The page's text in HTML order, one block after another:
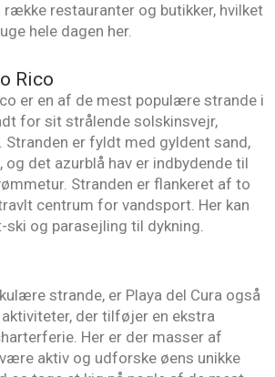
række restauranter og butikker, hvilket
hele dagen her.
Rico
er en af de mest populære strande i
for sit strålende solskinsvejr,
er fyldt med gyldent sand,
og det azurblå hav er indbydende til
Stranden er flankeret af to
centrum for vandsport. Her kan
og parasejling til dykning.
strande, er Playa del Cura også
der tilføjer en ekstra
Her er der masser af
aktiv og udforske øens unikke